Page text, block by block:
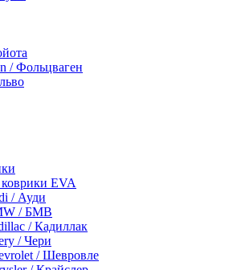
/ Фольцваген
EVA
/ Ауди
/ БМВ
/ Кадиллак
/ Чери
/ Шевровле